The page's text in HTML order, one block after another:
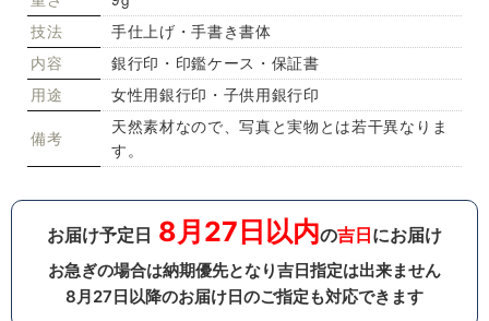
技法
手仕上げ・手書き書体
内容
銀行印・印鑑ケース・保証書
用途
女性用銀行印・子供用銀行印
備考
天然素材なので、写真と実物とは若干異なりま
す。
お届け予定日 8月27日以内の吉日にお届け
お急ぎの場合は納期優先となり吉日指定は出来ません
8月27日以降のお届け日のご指定も対応できます